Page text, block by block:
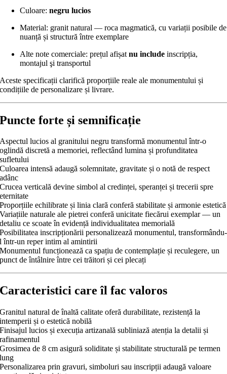
Culoare:negru lucios
Material: granit natural — roca magmatică, cu variații posibile de
nuanță și structură între exemplare
Alte note comerciale: prețul afișatnu include inscripția,
montajul şi transportul
Aceste specificații clarifică proporțiile reale ale monumentului și
condițiile de personalizare și livrare.
Puncte forte și semnificație
Aspectul lucios al granitului negru transformă monumentul într-o
oglindă discretă a memoriei, reflectând lumina și profunditatea
sufletului
Culoarea intensă adaugă solemnitate, gravitate și o notă de respect
adânc
Crucea verticală devine simbol al credinței, speranței și trecerii spre
eternitate
Proporțiile echilibrate și linia clară conferă stabilitate și armonie estetică
Variațiile naturale ale pietrei conferă unicitate fiecărui exemplar — un
detaliu ce scoate în evidență individualitatea memorială
Posibilitatea inscripționării personalizează monumentul, transformându-
l într-un reper intim al amintirii
Monumentul funcționează ca spațiu de contemplație și reculegere, un
punct de întâlnire între cei trăitori și cei plecați
Caracteristici care îl fac valoros
Granitul natural de înaltă calitate oferă durabilitate, rezistență la
intemperii și o estetică nobilă
Finisajul lucios și execuția artizanală subliniază atenția la detalii și
rafinamentul
Grosimea de 8 cm asigură soliditate și stabilitate structurală pe termen
lung
Personalizarea prin gravuri, simboluri sau inscripții adaugă valoare